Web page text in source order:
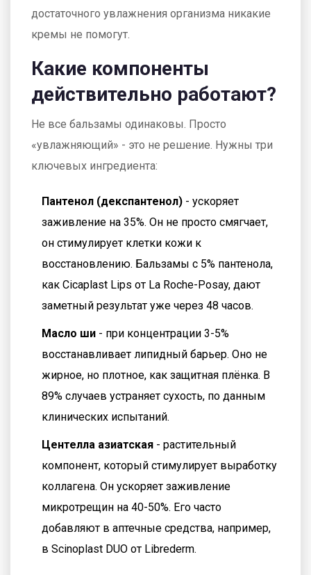
достаточного увлажнения организма никакие
кремы не помогут.
Какие компоненты
действительно работают?
Не все бальзамы одинаковы. Просто
«увлажняющий» - это не решение. Нужны три
ключевых ингредиента:
Пантенол (декспантенол) - ускоряет
заживление на 35%. Он не просто смягчает,
он стимулирует клетки кожи к
восстановлению. Бальзамы с 5% пантенола,
как Cicaplast Lips от La Roche-Posay, дают
заметный результат уже через 48 часов.
Масло ши - при концентрации 3-5%
восстанавливает липидный барьер. Оно не
жирное, но плотное, как защитная плёнка. В
89% случаев устраняет сухость, по данным
клинических испытаний.
Центелла азиатская - растительный
компонент, который стимулирует выработку
коллагена. Он ускоряет заживление
микротрещин на 40-50%. Его часто
добавляют в аптечные средства, например,
в Scinoplast DUO от Librederm.